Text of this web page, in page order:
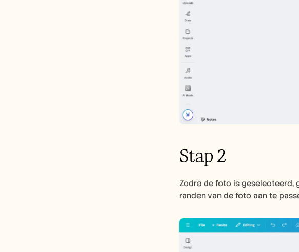
Stap 2
Zodra de foto is geselecteerd,
randen van de foto aan te